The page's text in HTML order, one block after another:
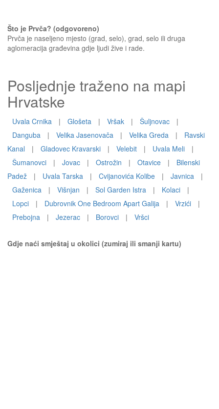
Što je Prvča? (odgovoreno)
Prvča je naseljeno mjesto (grad, selo), grad, selo ili druga
aglomeracija građevina gdje ljudi žive i rade.
Posljednje traženo na mapi
Hrvatske
Uvala Crnika | Glošeta | Vršak | Šuljnovac
|
Danguba
| Velika Jasenovača | Velika Greda |
Ravski
Kanal
| Gladovec Kravarski | Velebit | Uvala Meli
|
Šumanovci
| Jovac | Ostrožin | Otavice |
Bilenski
Padež
| Uvala Tarska | Cvijanovića Kolibe | Javnica
|
Gaženica
| Višnjan | Sol Garden Istra | Kolaci
|
Lopci
| Dubrovnik One Bedroom Apart Galija | Vrzići
|
Prebojna
| Jezerac | Borovci | Vršci
Gdje naći smještaj u okolici (zumiraj ili smanji kartu)